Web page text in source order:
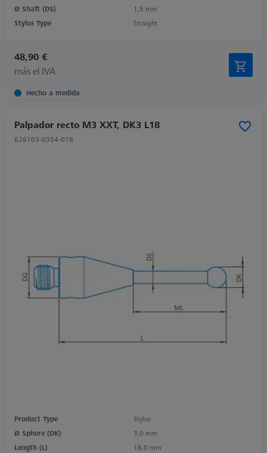
Ø Shaft (DS)
1,5 mm
Stylus Type
Straight
48,90 €
más el IVA
Hecho a medida
Palpador recto M3 XXT, DK3 L18
626103-0354-018
Product Type
Stylus
Ø Sphere (DK)
3,0 mm
Length (L)
18,0 mm